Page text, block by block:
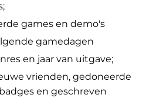
games en demo's
gamedagen
en jaar van uitgave;
vrienden, gedoneerde
en geschreven